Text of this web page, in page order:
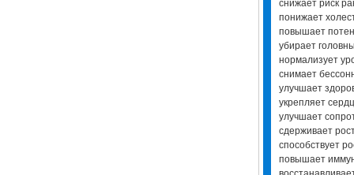
снижает риск
понижает
повышает
убирает
нормализует
снимает
улучшает
укрепляет
улучшает
сдерживает
способствует
повышает